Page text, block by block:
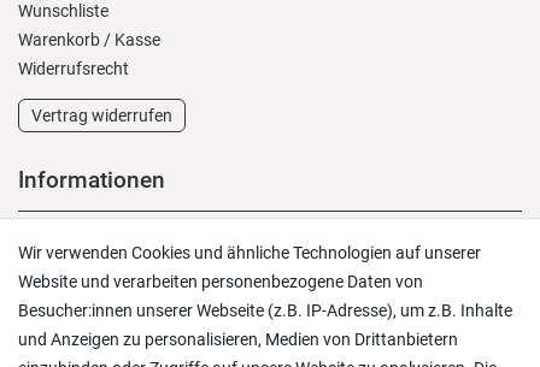
Wunschliste
Warenkorb / Kasse
Widerrufs­recht
Vertrag widerrufen
Informationen
Versand und Zahlung
Rücksendungen
Lieferung in die Schweiz
Pflegesymbole
Lagerverkauf
Wir verwenden Cookies und ähnliche Technologien auf unserer
Website und verarbeiten personenbezogene Daten von
Besucher:innen unserer Webseite (z.B. IP-Adresse), um z.B. Inhalte
und Anzeigen zu personalisieren, Medien von Drittanbietern